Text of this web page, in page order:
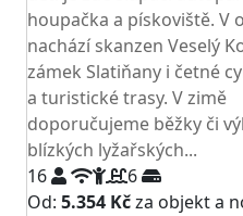
houpačka a pískoviště. V
nachází skanzen Veselý
zámek Slatiňany i četné
a turistické trasy. V zimě
doporučujeme běžky či
blízkých lyžařských...
16
6
Od: 5.354 Kčza objekt a